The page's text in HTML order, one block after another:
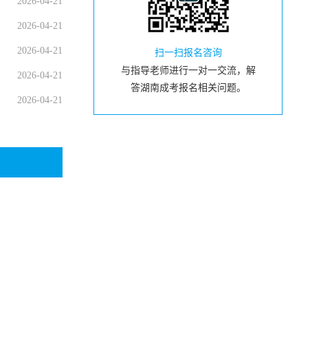
2026-04-21
2026-04-21
2026-04-21
2026-04-21
扫一扫报名咨询
与指导老师进行一对一交流，解
答湖南成考报名相关问题。